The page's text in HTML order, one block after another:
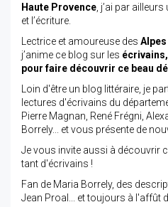
Haute Provence , j’ai par
et l’écriture.
Lectrice et amoureuse des
j’anime ce blog sur les
pour faire découvrir ce beau
Loin d'être un blog littéraire, je
lectures d'écrivains du
Pierre Magnan, René Frégni,
Borrely... et vous présente de
Je vous invite aussi à découvrir
tant d'écrivains !
Fan de Maria Borrely, des
Jean Proal... et toujours à l'affût